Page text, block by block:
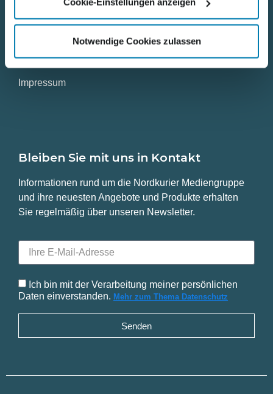
Notwendige Cookies zulassen
Karriere
Datenschutz
Impressum
Bleiben Sie mit uns in Kontakt
Informationen rund um die Nordkurier Mediengruppe
und ihre neuesten Angebote und Produkte erhalten
Sie regelmäßig über unseren Newsletter.
Ich bin mit der Verarbeitung meiner persönlichen
Daten einverstanden. Mehr zum Thema Datenschutz
Senden